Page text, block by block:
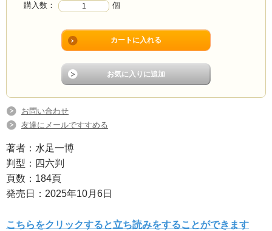
購入数： 個
お問い合わせ
友達にメールですすめる
著者：水足一博
判型：四六判
頁数：184頁
発売日：2025年10月6日
こちらをクリックすると立ち読みをすることができます